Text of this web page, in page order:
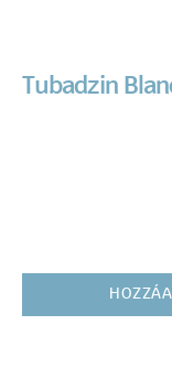
Tubadzin